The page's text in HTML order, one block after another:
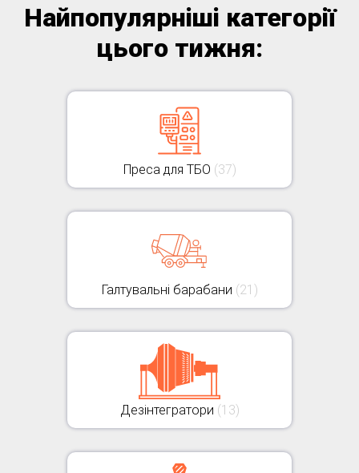
Найпопулярніші категорії
цього тижня:
Преса для ТБО (37)
Галтувальні барабани (21)
Дезінтегратори (13)